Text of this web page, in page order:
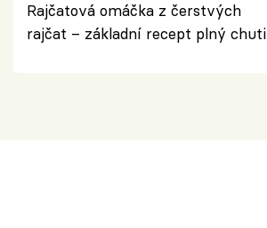
Rajčatová omáčka z čerstvých
rajčat – základní recept plný chuti